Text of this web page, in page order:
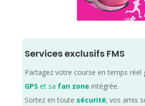
Services exclusifs FMS
Partagez votre course en temps réel
GPS et sa fan zone intégrée.
Sortez en toute sécurité; vos amis